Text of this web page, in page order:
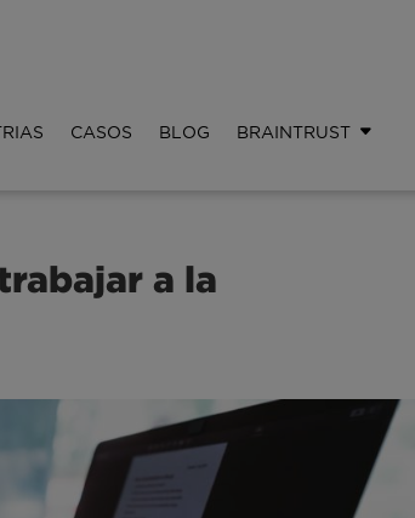
CASOS BLOG BRAINTRUST
a la